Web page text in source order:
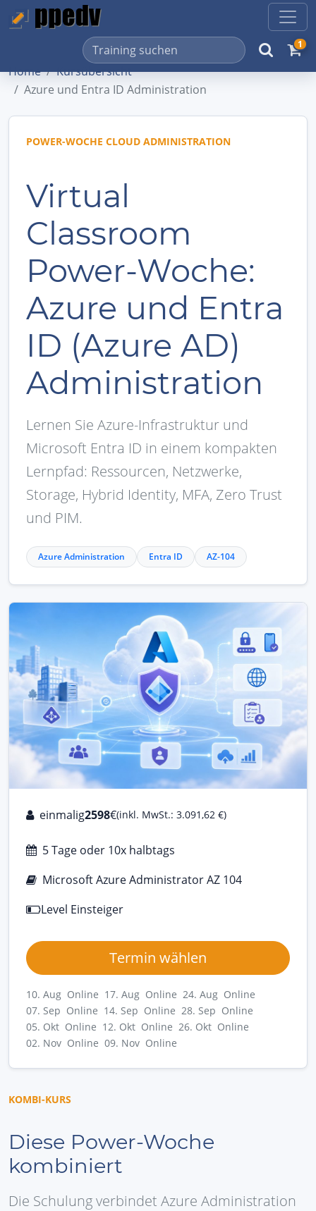
1
Home
Kursübersicht
Azure und Entra ID Administration
POWER-WOCHE CLOUD ADMINISTRATION
Virtual
Classroom
Power-Woche:
Azure und Entra
ID (Azure AD)
Administration
Lernen Sie Azure-Infrastruktur und
Microsoft Entra ID in einem kompakten
Lernpfad: Ressourcen, Netzwerke,
Storage, Hybrid Identity, MFA, Zero Trust
und PIM.
Azure Administration Entra ID AZ-104
einmalig2598€(inkl. MwSt.: 3.091,62 €)
5 Tage oder 10x halbtags
Microsoft Azure Administrator AZ 104
Level Einsteiger
Termin wählen
10. Aug Online 17. Aug Online 24. Aug Online
07. Sep Online 14. Sep Online 28. Sep Online
05. Okt Online 12. Okt Online 26. Okt Online
02. Nov Online 09. Nov Online
KOMBI-KURS
Diese Power-Woche
kombiniert
Die Schulung verbindet Azure Administration